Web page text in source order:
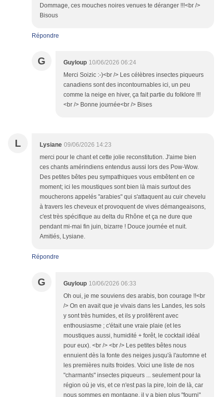
Dommage, ces mouches noires venues te déranger !!!<br />
Bisous
Répondre
G Guyloup 10/06/2026 06:24
Merci Soizic :-)<br /> Les célèbres insectes piqueurs
canadiens sont des incontournables ici, un peu
comme la neige en hiver, ça fait partie du folklore !!!
<br /> Bonne journée<br /> Bises
L Lysiane 09/06/2026 14:23
merci pour le chant et cette jolie reconstitution. J'aime bien
ces chants amérindiens entendus aussi lors des Pow-Wow.
Des petites bêtes peu sympathiques vous embêtent en ce
moment; ici les moustiques sont bien là mais surtout des
moucherons appelés "arabies" qui s'attaquent au cuir chevelu
à travers les cheveux et provoquent de vives démangeaisons,
c'est très spécifique au delta du Rhône et ça ne dure que
pendant mi-mai fin juin, bizarre ! Douce journée et nuit.
Amitiés, Lysiane.
Répondre
G Guyloup 10/06/2026 06:33
Oh oui, je me souviens des arabis, bon courage !!<br
/> On en avait que je vivais dans les Landes, les sols
y sont très humides, et ils y prolifèrent avec
enthousiasme ; c'était une vraie plaie (et les
moustiques aussi, humidité + forêt, le cocktail idéal
pour eux). <br /> <br /> Les petites bêtes nous
ennuient dès la fonte des neiges jusqu'à l'automne et
les premières nuits froides. Voici une liste de nos
"charmants" insectes piqueurs ... seulement pour la
région où je vis, et ce n'est pas la pire, loin de là, car
nous sommes en montagne, il y a bien plus "fourni"